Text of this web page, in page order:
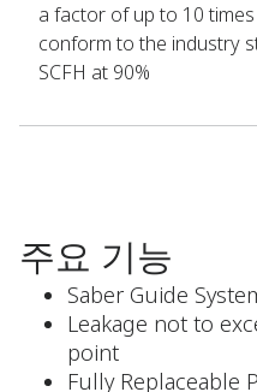
a factor of up to 10
conform to the industry
SCFH at 90%
주요 기능
Saber Guide
Leakage not to
point
Fully Replaceable